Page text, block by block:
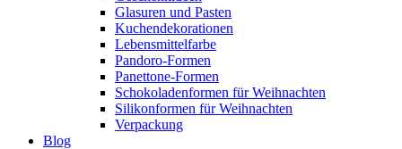
Glasuren und Pasten
Kuchendekorationen
Lebensmittelfarbe
Pandoro-Formen
Panettone-Formen
Schokoladenformen für Weihnachten
Silikonformen für Weihnachten
Verpackung
Blog